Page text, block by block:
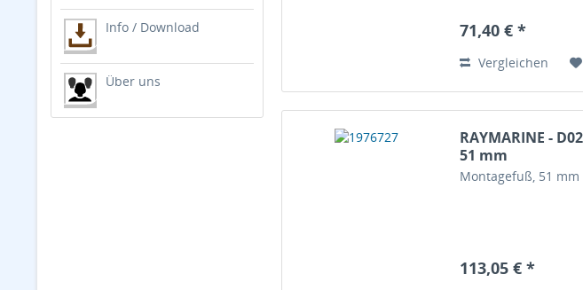
Info / Download
Über uns
71,40 € *
Vergleichen
RAYMARINE -
51 mm
Montagefuß, 51 mm
113,05 € *